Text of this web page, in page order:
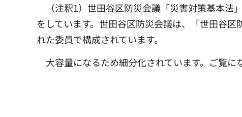
（注釈1）世田谷区防災会議「災害対策基本
をしています。世田谷区防災会議は、「世田谷
れた委員で構成されています。
大容量になるため細分化されています。ご覧